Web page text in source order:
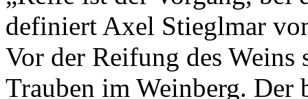
definiert Axel Stieglmar
Vor der Reifung des
Trauben im Weinberg. Der